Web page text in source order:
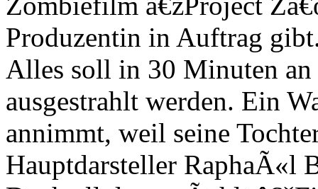
Produzentin in Auftrag
Alles soll in 30 Minuten
ausgestrahlt werden. Ein
annimmt, weil seine
Hauptdarsteller RaphaÃ«l